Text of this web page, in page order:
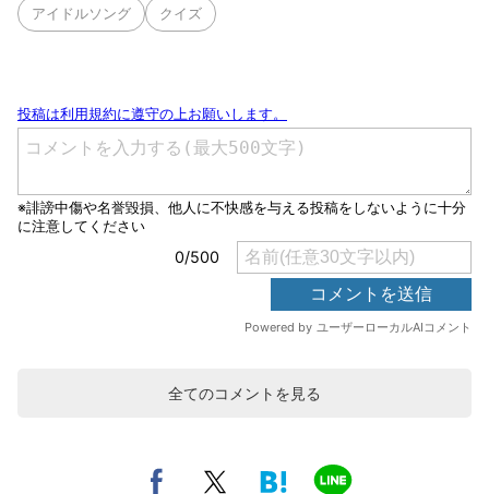
アイドルソング クイズ
全てのコメントを見る